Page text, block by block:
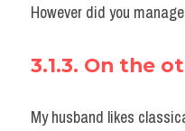
However did you
3.1.3. On the
My husband likes